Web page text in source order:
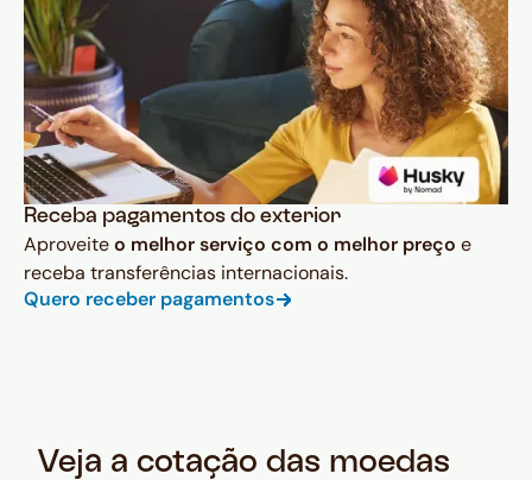
Receba pagamentos do exterior
Aproveiteo melhor serviço com o melhor preço e
receba transferências internacionais.
Quero receber pagamentos
Veja a cotação das moedas